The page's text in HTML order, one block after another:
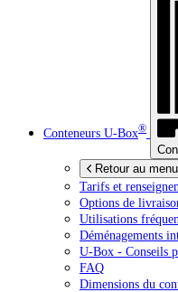
Conteneurs U-Box®
Retour au
Tarifs et
Options de
Utilisations
Déménagements
U-Box - Conseils
FAQ
Dimensions du